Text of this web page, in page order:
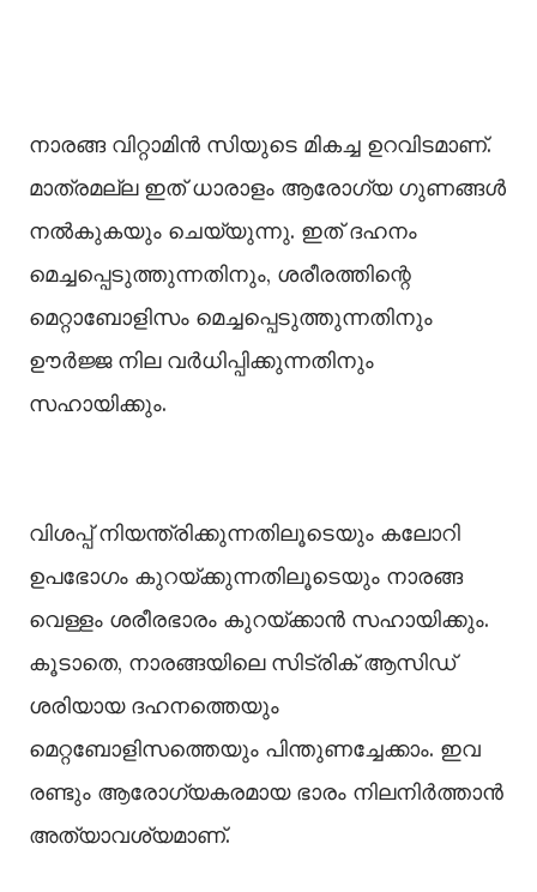
നാരങ്ങ വിറ്റാമിൻ സിയുടെ മികച്ച ഉറവിടമാണ്.
മാത്രമല്ല ഇത് ധാരാളം ആരോഗ്യ ഗുണങ്ങൾ
നൽകുകയും ചെയ്യുന്നു. ഇത് ദഹനം
മെച്ചപ്പെടുത്തുന്നതിനും, ശരീരത്തിന്റെ
മെറ്റാബോളിസം മെച്ചപ്പെടുത്തുന്നതിനും
ഊർജ്ജ നില വർധിപ്പിക്കുന്നതിനും
സഹായിക്കും.
വിശപ്പ് നിയന്ത്രിക്കുന്നതിലൂടെയും കലോറി
ഉപഭോഗം കുറയ്ക്കുന്നതിലൂടെയും നാരങ്ങ
വെള്ളം ശരീരഭാരം കുറയ്ക്കാൻ സഹായിക്കും.
കൂടാതെ, നാരങ്ങയിലെ സിട്രിക് ആസിഡ്
ശരിയായ ദഹനത്തെയും
മെറ്റബോളിസത്തെയും പിന്തുണച്ചേക്കാം. ഇവ
രണ്ടും ആരോഗ്യകരമായ ഭാരം നിലനിർത്താൻ
അത്യാവശ്യമാണ്.